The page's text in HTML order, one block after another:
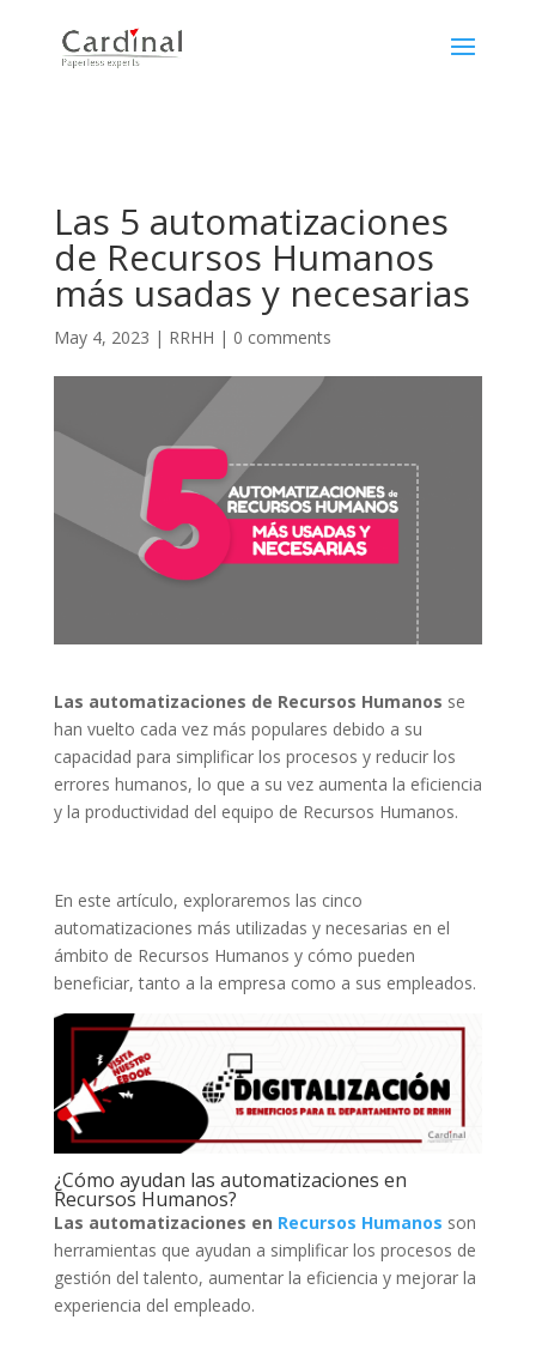
Las 5 automatizaciones
de Recursos Humanos
más usadas y necesarias
May 4, 2023 | RRHH | 0 comments
Las automatizaciones de Recursos Humanos se
han vuelto cada vez más populares debido a su
capacidad para simplificar los procesos y reducir los
errores humanos, lo que a su vez aumenta la eficiencia
y la productividad del equipo de Recursos Humanos.
En este artículo, exploraremos las cinco
automatizaciones más utilizadas y necesarias en el
ámbito de Recursos Humanos y cómo pueden
beneficiar, tanto a la empresa como a sus empleados.
¿Cómo ayudan las automatizaciones en
Recursos Humanos?
Las automatizaciones en Recursos Humanos son
herramientas que ayudan a simplificar los procesos de
gestión del talento, aumentar la eficiencia y mejorar la
experiencia del empleado.